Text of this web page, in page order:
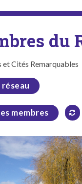
du
et Cités Remarquables
membres